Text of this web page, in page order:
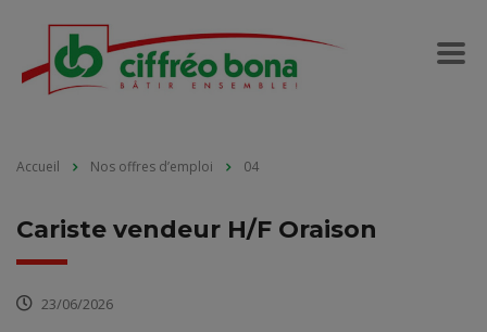
Accueil Nos offres d’emploi 04
Cariste vendeur H/F Oraison
23/06/2026